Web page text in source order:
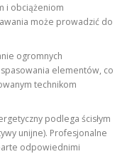
i obciążeniom
może prowadzić do
ogromnych
elementów, co
technikom
podlega ścisłym
unijne). Profesjonalne
odpowiednimi